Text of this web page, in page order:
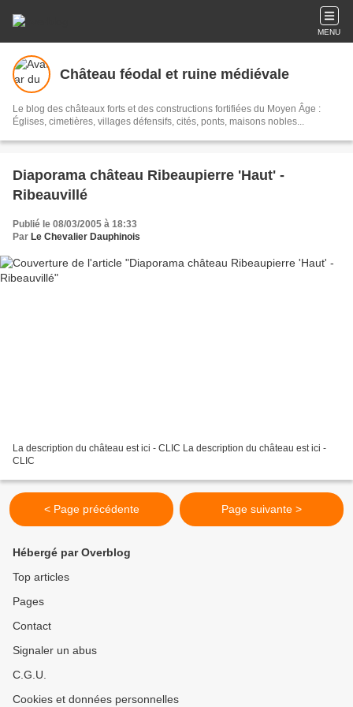
MENU
Château féodal et ruine médiévale
Le blog des châteaux forts et des constructions fortifiées du Moyen Âge :
Églises, cimetières, villages défensifs, cités, ponts, maisons nobles...
Diaporama château Ribeaupierre 'Haut' -
Ribeauvillé
Publié le 08/03/2005 à 18:33
Par Le Chevalier Dauphinois
La description du château est ici - CLIC La description du château est ici -
CLIC
< Page précédente Page suivante >
Hébergé par Overblog
Top articles
Pages
Contact
Signaler un abus
C.G.U.
Cookies et données personnelles